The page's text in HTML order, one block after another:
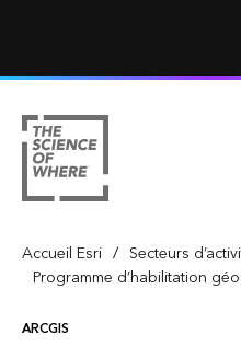
Accueil Esri / Secteurs
Programme d’habilitation
ARCGIS